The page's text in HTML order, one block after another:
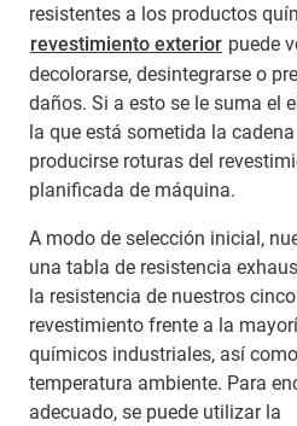
resistentes a los productos
revestimiento exterior puede
decolorarse, desintegrarse o
daños. Si a esto se le suma el
la que está sometida la
producirse roturas del
planificada de máquina.
A modo de selección inicial,
una tabla de resistencia
la resistencia de nuestros
revestimiento frente a la
químicos industriales, así
temperatura ambiente. Para
adecuado, se puede utilizar la